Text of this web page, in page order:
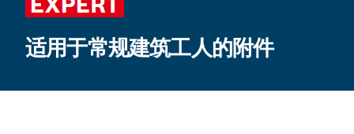
适用于常规建筑工人的附件